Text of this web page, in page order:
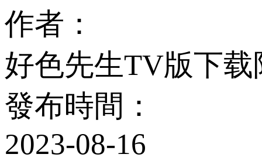
作者：
好色先生TV版下
發布時間：
2023-08-16